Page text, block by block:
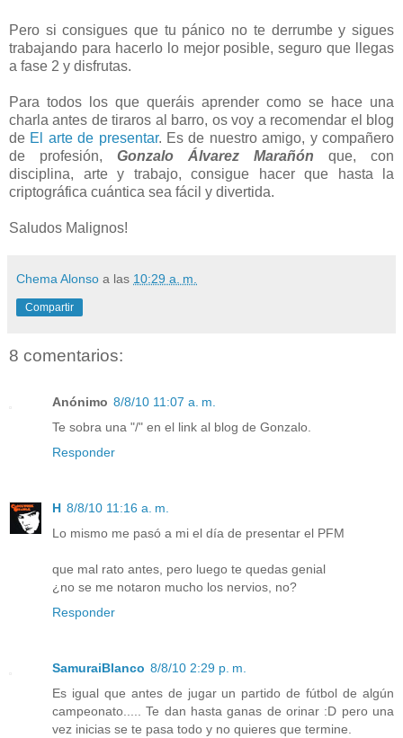
Pero si consigues que tu pánico no te derrumbe y sigues
trabajando para hacerlo lo mejor posible, seguro que llegas
a fase 2 y disfrutas.
Para todos los que queráis aprender como se hace una
charla antes de tiraros al barro, os voy a recomendar el blog
de El arte de presentar. Es de nuestro amigo, y compañero
de profesión, Gonzalo Álvarez Marañón que, con
disciplina, arte y trabajo, consigue hacer que hasta la
criptográfica cuántica sea fácil y divertida.
Saludos Malignos!
Chema Alonso a las 10:29 a. m.
Compartir
8 comentarios:
Anónimo 8/8/10 11:07 a. m.
Te sobra una "/" en el link al blog de Gonzalo.
Responder
H 8/8/10 11:16 a. m.
Lo mismo me pasó a mi el día de presentar el PFM
que mal rato antes, pero luego te quedas genial
¿no se me notaron mucho los nervios, no?
Responder
SamuraiBlanco 8/8/10 2:29 p. m.
Es igual que antes de jugar un partido de fútbol de algún
campeonato..... Te dan hasta ganas de orinar :D pero una
vez inicias se te pasa todo y no quieres que termine.